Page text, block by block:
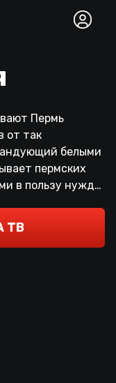
Пермь
от так
белыми
пермских
в пользу нужд
откликается
бриллиант,
исчезает…
ТВ